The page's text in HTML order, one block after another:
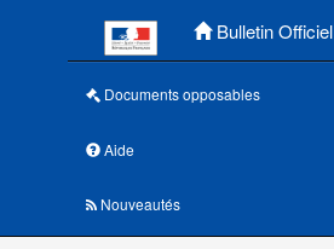
Bulletin Officiel
Documents opposables
Aide
Nouveautés